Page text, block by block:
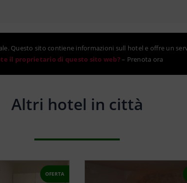
Questo sito contiene informazioni sull hotel e offre un
il proprietario di questo sito web?– Prenota ora
Altri hotel in città
OFERTA